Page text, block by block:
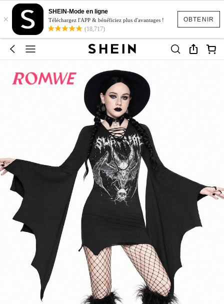
OBTENIR
×
SHEIN-Mode en ligne
Téléchargez l'APP & bénéficiez plus d'avantages !
(18,717)